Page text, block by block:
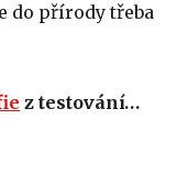
do přírody třeba
z testování…